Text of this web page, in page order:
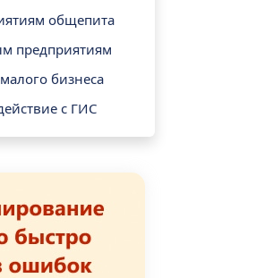
общепита
предприятиям
бизнеса
с ГИС